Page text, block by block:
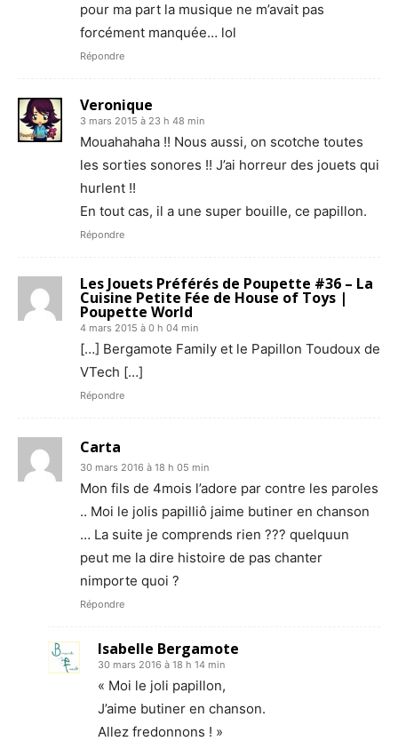
pour ma part la musique ne m’avait pas
forcément manquée… lol
Répondre
Veronique
3 mars 2015 à 23 h 48 min
Mouahahaha !! Nous aussi, on scotche toutes
les sorties sonores !! J’ai horreur des jouets qui
hurlent !!
En tout cas, il a une super bouille, ce papillon.
Répondre
Les Jouets Préférés de Poupette #36 – La
Cuisine Petite Fée de House of Toys |
Poupette World
4 mars 2015 à 0 h 04 min
[…] Bergamote Family et le Papillon Toudoux de
VTech […]
Répondre
Carta
30 mars 2016 à 18 h 05 min
Mon fils de 4mois l’adore par contre les paroles
.. Moi le jolis papilliô jaime butiner en chanson
… La suite je comprends rien ??? quelquun
peut me la dire histoire de pas chanter
nimporte quoi ?
Répondre
Isabelle Bergamote
30 mars 2016 à 18 h 14 min
« Moi le joli papillon,
J’aime butiner en chanson.
Allez fredonnons ! »